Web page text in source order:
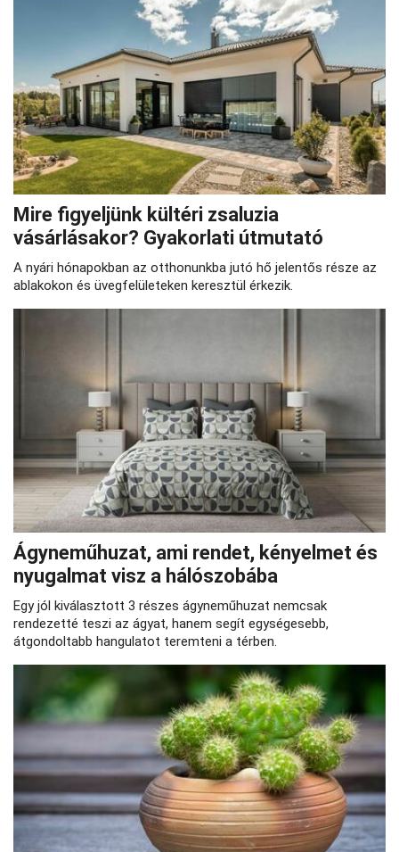
Mire figyeljünk kültéri zsaluzia
vásárlásakor? Gyakorlati útmutató
A nyári hónapokban az otthonunkba jutó hő jelentős része az
ablakokon és üvegfelületeken keresztül érkezik.
Ágyneműhuzat, ami rendet, kényelmet és
nyugalmat visz a hálószobába
Egy jól kiválasztott 3 részes ágyneműhuzat nemcsak
rendezetté teszi az ágyat, hanem segít egységesebb,
átgondoltabb hangulatot teremteni a térben.